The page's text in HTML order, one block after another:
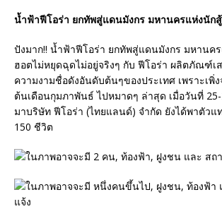
น้ำฟ้าฟีโอร่า ยกทัพสู่แดนมังกร มหานครแห่งนักสู้
ปังมาก!! น้ำฟ้าฟีโอร่า ยกทัพสู่แดนมังกร มหานคร
ฮอตไม่หยุดฉุดไม่อยู่จริงๆ กับ ฟีโอร่า ผลิตภัณฑ์เ
ความงามชื่อดังอันดับต้นๆของประเทศ เพราะเพิ่
ต้นเดือนกุมภาพันธ์ ไปหมาดๆ ล่าสุด เมื่อวันที่
มาบริษัท ฟีโอร่า (ไทยแลนด์) จำกัด ยังได้พาตัวแ
150 ชีวิต